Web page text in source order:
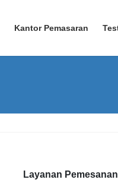
Kantor Pemasaran
Layanan